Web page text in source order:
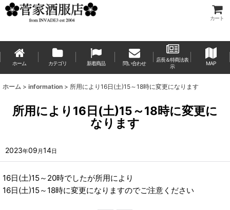
カート
ホーム カテゴリ 新着商品 問い合わせ
店長＆特商法表
示
MAP
ホーム > information > 所用により16日(土)15～18時に変更になります
所用により16日(土)15～18時に変更に
なります
2023年09 月14日
16日(土)15～20時でしたが所用により
16日(土)15～18時に変更になりますのでご注意ください